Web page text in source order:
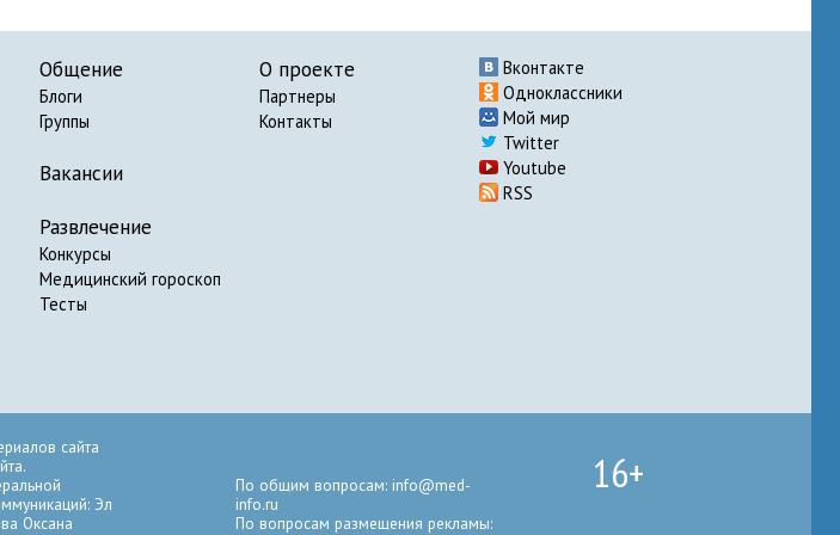
Общение
Блоги
Группы
Вакансии
Развлечение
Конкурсы
Медицинский гороскоп
Тесты
О проекте
Партнеры
Контакты
Вконтакте
Одноклассники
Мой мир
Twitter
Youtube
RSS
сайта
Эл
Оксана
По общим вопросам: info@med-
info.ru
По вопросам размещения рекламы:
16+